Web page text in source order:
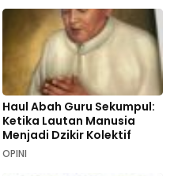
Haul Abah Guru Sekumpul:
Ketika Lautan Manusia
Menjadi Dzikir Kolektif
OPINI